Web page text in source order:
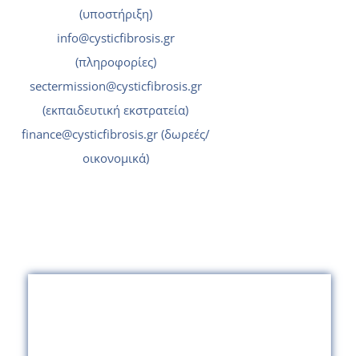
(υποστήριξη)
info@cysticfibrosis.gr
(πληροφορίες)
sectermission@cysticfibrosis.gr
(εκπαιδευτική εκστρατεία)
finance@cysticfibrosis.gr(δωρεές/
οικονομικά)